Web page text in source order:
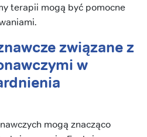
terapii mogą być pomocne
związane z
w
mogą znacząco